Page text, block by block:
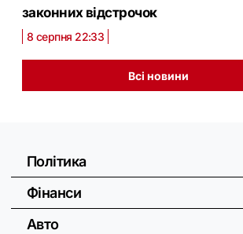
законних відстрочок
8 серпня 22:33
Всі новини
Політика
Фінанси
Авто